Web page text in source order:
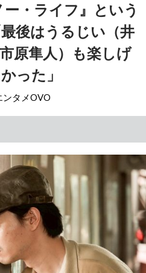
・ライフ』という
後はうるじい（井
原隼人）も楽しげ
った」
ンタメOVO